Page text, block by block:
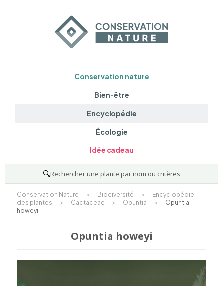
Conservation nature
Bien-être
Encyclopédie
Écologie
Idée cadeau
🔍Rechercher une plante par nom ou critères
Conservation Nature > Biodiversité >
Encyclopédie
des plantes
> Cactaceae > Opuntia >
Opuntia
howeyi
Opuntia howeyi